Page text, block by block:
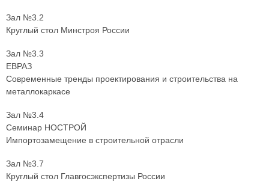
Зал №3.2
Круглый стол Минстроя России
Зал №3.3
ЕВРАЗ
Современные тренды проектирования и строительства на
металлокаркасе
Зал №3.4
Семинар НОСТРОЙ
Импортозамещение в строительной отрасли
Зал №3.7
Круглый стол Главгосэкспертизы России